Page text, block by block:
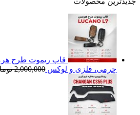
چرمی، فلزی و لوکس 2,000,000